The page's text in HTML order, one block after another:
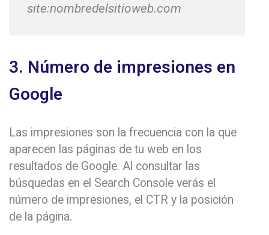
site:nombredelsitioweb.com
3. Número de impresiones en
Google
Las impresiones son la frecuencia con la que
aparecen las páginas de tu web en los
resultados de Google. Al consultar las
búsquedas en el Search Console verás el
número de impresiones, el CTR y la posición
de la página.